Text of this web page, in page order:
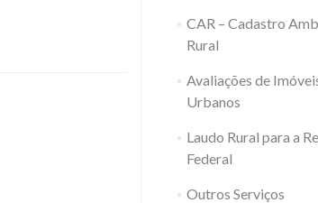
CAR – Cadastro
Rural
Avaliações de
Urbanos
Laudo Rural para a
Federal
Outros Serviços